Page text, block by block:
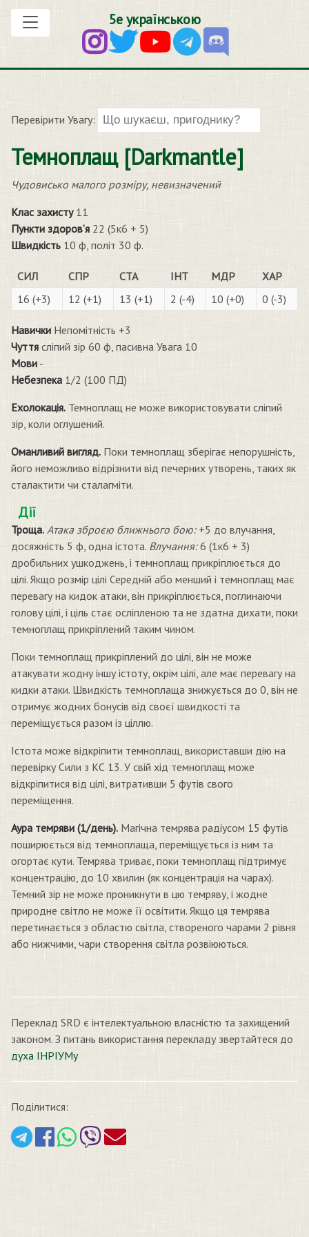
5е українською
Перевірити Увагу:
Темноплащ [Darkmantle]
Чудовисько малого розміру, невизначений
Клас захисту11
Пункти здоров’я 22 (5к6 + 5)
Швидкість 10 ф, політ 30 ф.
СИЛ СПР СТА ІНТ МДР
ХАР
16 (+3)
12 (+1) 13 (+1) 2 (-4) 10 (+0) 0 (-3)
Навички Непомітність +3
Чуття сліпий зір 60 ф, пасивна Увага 10
Мови -
Небезпека 1/2 (100 ПД)
Ехолокація. Темноплащ не може використовувати сліпий
зір, коли оглушений.
Оманливий вигляд. Поки темноплащ зберігає непорушність,
його неможливо відрізнити від печерних утворень, таких як
сталактити чи сталагміти.
Дії
Троща. Атака зброєю ближнього бою:+5 до влучання,
досяжність 5 ф, одна істота. Влучання:6 (1к6 + 3)
дробильних ушкоджень, і темноплащ прикріплюється до
цілі. Якщо розмір цілі Середній або менший і темноплащ має
перевагу на кидок атаки, він прикріплюється, поглинаючи
голову цілі, і ціль стає осліпленою та не здатна дихати, поки
темноплащ прикріплений таким чином.
Поки темноплащ прикріплений до цілі, він не може
атакувати жодну іншу істоту, окрім цілі, але має перевагу на
кидки атаки. Швидкість темноплаща знижується до 0, він не
отримує жодних бонусів від своєї швидкості та
переміщується разом із ціллю.
Істота може відкріпити темноплащ, використавши дію на
перевірку Сили з КС 13. У свій хід темноплащ може
відкріпитися від цілі, витративши 5 футів свого
переміщення.
Аура темряви (1/день). Магічна темрява радіусом 15 футів
поширюється від темноплаща, переміщується із ним та
огортає кути. Темрява триває, поки темноплащ підтримує
концентрацію, до 10 хвилин (як концентрація на чарах).
Темний зір не може проникнути в цю темряву, і жодне
природне світло не може її освітити. Якщо ця темрява
перетинається з областю світла, створеного чарами 2 рівня
або нижчими, чари створення світла розвіюються.
Переклад SRD є інтелектуальною власністю та захищений
законом. З питань використання перекладу звертайтеся до
духа ІНРІУМу
Поділитися: